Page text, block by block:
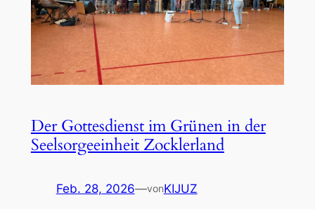
Der Gottesdienst im Grünen in der
Seelsorgeeinheit Zocklerland
Feb. 28, 2026—vonKIJUZ